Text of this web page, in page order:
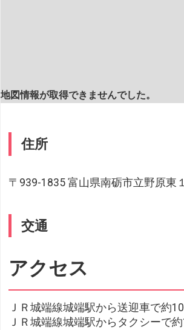
地図情報が取得できませんでした。
住所
〒939-1835 富山県南砺市立野原東
交通
アクセス
ＪＲ城端線城端駅から送迎車で約10
ＪＲ城端線城端駅からタクシーで約